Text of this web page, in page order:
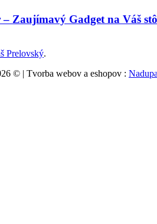
Zaujímavý Gadget na Váš
Prelovský.
© | Tvorba webov a eshopov :